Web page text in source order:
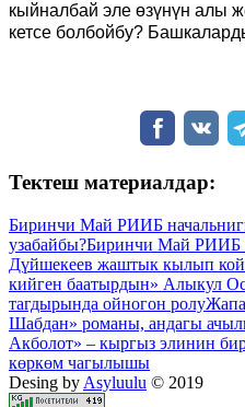
кыйналбай эле өзүнүн алы
кетсе болбойбу?
Тектеш материалдар:
Биринчи Май РИИБ
узабайбы?Биринчи Май РИИБ
Дүйшекеев жаштык кылып
кийген баатырдын» Алыкул
тагдырында ойногон ролу
Шабдан» романы, андагы
Акболот» ‒ кыргыз элинин
көркөм чагылышы
Desing by Asyluulu © 2019